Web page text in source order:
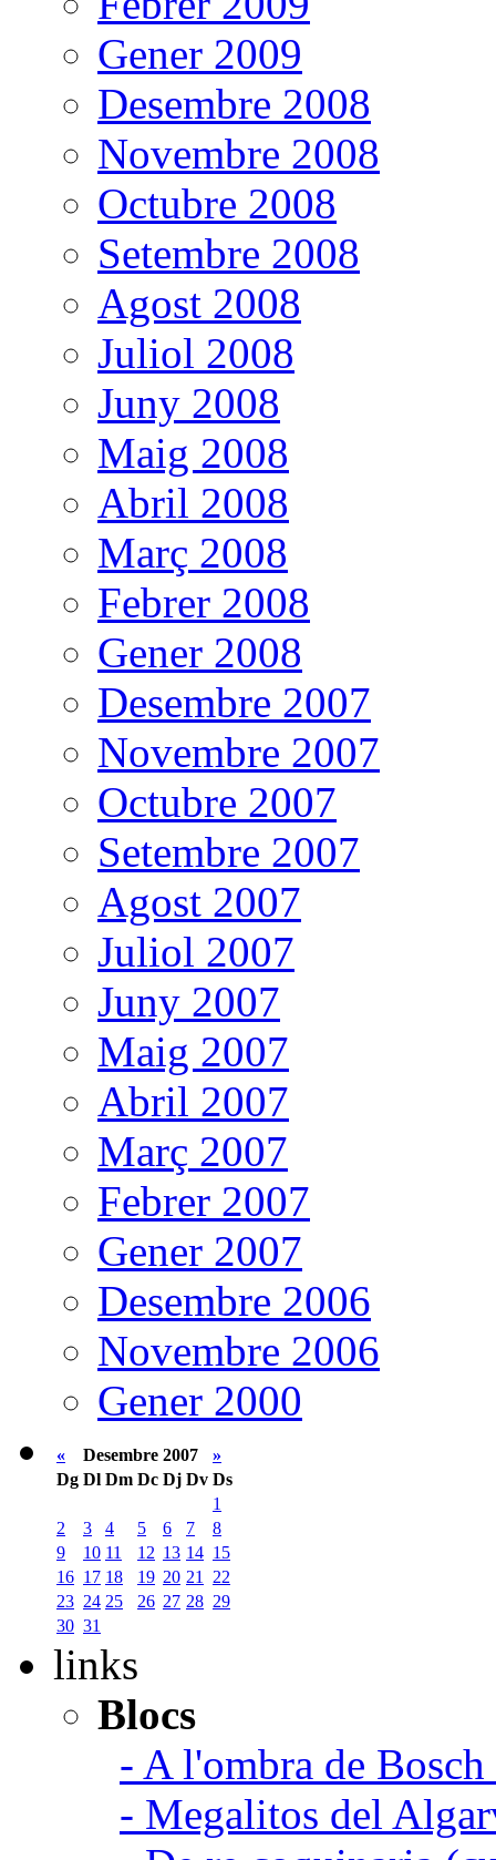
Gener 2009
Desembre 2008
Novembre 2008
Octubre 2008
Setembre 2008
Agost 2008
Juliol 2008
Juny 2008
Maig 2008
Abril 2008
Març 2008
Febrer 2008
Gener 2008
Desembre 2007
Novembre 2007
Octubre 2007
Setembre 2007
Agost 2007
Juliol 2007
Juny 2007
Maig 2007
Abril 2007
Març 2007
Febrer 2007
Gener 2007
Desembre 2006
Novembre 2006
Gener 2000
« Desembre 2007
»
Dg Dl Dm Dc Dj Dv Ds
1
2
3 4 5 6 7
8
9
10 11 12 13 14 15
16 17 18 19 20 21
22
23 24 25 26 27 28 29
30 31
links
Blocs
- A l'ombra de
- Megalitos del